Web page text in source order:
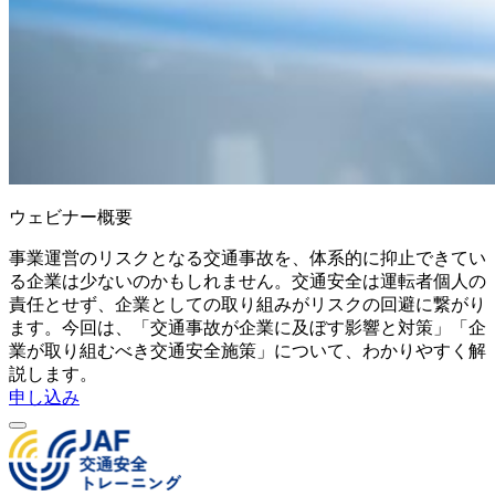
ウェビナー概要
事業運営のリスクとなる交通事故を、体系的に抑止できてい
る企業は少ないのかもしれません。交通安全は運転者個人の
責任とせず、企業としての取り組みがリスクの回避に繋がり
ます。今回は、「交通事故が企業に及ぼす影響と対策」「企
業が取り組むべき交通安全施策」について、わかりやすく解
説します。
申し込み